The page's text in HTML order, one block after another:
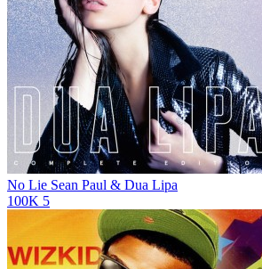
No Lie Sean Paul & Dua Lipa
100K 5